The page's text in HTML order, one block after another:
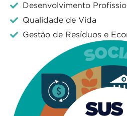
Desenvolvimento
Qualidade de Vida
Gestão de Resíduos e